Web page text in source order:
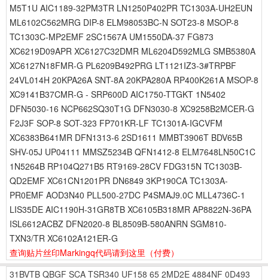
M5T1U AIC1189-32PM3TR LN1250P402PR TC1303A-UH2EUN
ML6102C562MRG DIP-8 ELM98053BC-N SOT23-8 MSOP-8
TC1303C-MP2EMF 2SC1567A UM1550DA-37 FG873
XC6219D09APR XC6127C32DMR ML6204D592MLG SMB5380A
XC6127N18FMR-G PL6209B492PRG LT1121IZ3-3#TRPBF
24VL014H 20KPA26A SNT-8A 20KPA280A RP400K261A MSOP-8
XC9141B37CMR-G - SRP600D AIC1750-TTGKT 1N5402
DFN5030-16 NCP662SQ30T1G DFN3030-8 XC9258B2MCER-G
F2J3F SOP-8 SOT-323 FP701KR-LF TC1301A-IGCVFM
XC6383B641MR DFN1313-6 2SD1611 MMBT3906T BDV65B
SHV-05J UP04111 MMSZ5234B QFN1412-8 ELM7648LN50C1C
1N5264B RP104Q271B5 RT9169-28CV FDG315N TC1303B-
QD2EMF XC61CN1201PR DN6849 3KP190CA TC1303A-
PR0EMF AOD3N40 PLL500-27DC P4SMAJ9.0C MLL4736C-1
LIS35DE AIC1190H-31GR8TB XC6105B318MR AP8822N-36PA
ISL6612ACBZ DFN2020-8 BL8509B-580ANRN SGM810-
TXN3/TR XC6102A121ER-G
查询贴片丝印Markingq代码请到这里 （付费）
31BVTB QBGF SCA TSR340 UF158 65 2MD2E 4884NF 0D493